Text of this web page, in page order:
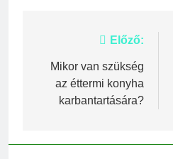
Bejegyzés
navigáció
Előző:
Mikor van szükség
az éttermi konyha
karbantartására?